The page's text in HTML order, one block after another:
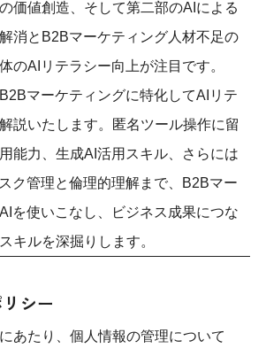
価値創造、そして第二部のAIによる
消とB2Bマーケティング人材不足の
のAIリテラシー向上が注目です。
マーケティングに特化してAIリテ
説いたします。匿名ツール操作に留
能力、生成AI活用スキル、さらには
ク管理と倫理的理解まで、B2Bマー
を使いこなし、ビジネス成果につな
キルを深掘りします。
シー
あたり、個人情報の管理について